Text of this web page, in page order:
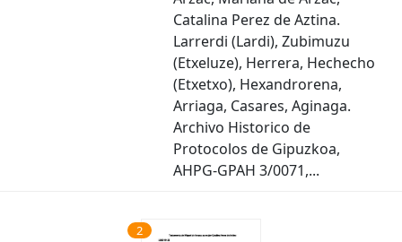
Catalina Perez de Aztina.
Larrerdi (Lardi), Zubimuzu
(Etxeluze), Herrera, Hechecho
(Etxetxo), Hexandrorena,
Arriaga, Casares, Aginaga.
Archivo Historico de
Protocolos de Gipuzkoa,
AHPG-GPAH 3/0071,...
2